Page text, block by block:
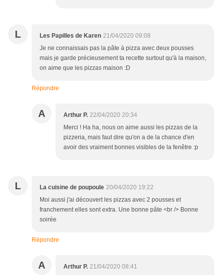
L Les Papilles de Karen 21/04/2020 09:08
Je ne connaissais pas la pâte à pizza avec deux pousses
mais je garde précieusement ta recette surtout qu'à la maison,
on aime que les pizzas maison :D
Répondre
A Arthur P. 22/04/2020 20:34
Merci ! Ha ha, nous on aime aussi les pizzas de la
pizzeria, mais faut dire qu'on a de la chance d'en
avoir des vraiment bonnes visibles de la fenêtre :p
L La cuisine de poupoule 20/04/2020 19:22
Moi aussi j'ai découvert les pizzas avec 2 pousses et
franchement elles sont extra. Une bonne pâte <br /> Bonne
soirée
Répondre
A Arthur P. 21/04/2020 08:41